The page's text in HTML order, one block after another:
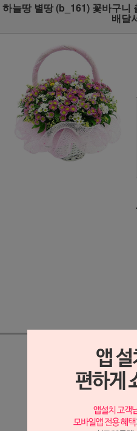
하늘땅 별땅 (b_161) 꽃바구니
배달
상세정보